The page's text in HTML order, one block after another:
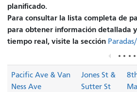
planificado.
Para consultar la lista completa de
para obtener información detallada
tiempo real, visite la sección
Pacific Ave & Van
Ness Ave
Jones St &
Sutter St